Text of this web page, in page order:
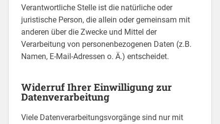
Verantwortliche Stelle ist die natürliche oder
juristische Person, die allein oder gemeinsam mit
anderen über die Zwecke und Mittel der
Verarbeitung von personenbezogenen Daten (z.B.
Namen, E-Mail-Adressen o. Ä.) entscheidet.
Widerruf Ihrer Einwilligung zur
Datenverarbeitung
Viele Datenverarbeitungsvorgänge sind nur mit